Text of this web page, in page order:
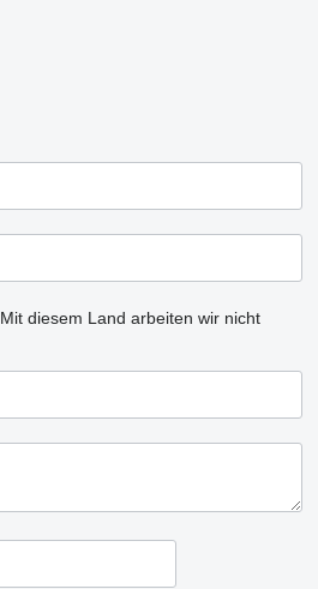
Mit diesem Land arbeiten wir nicht